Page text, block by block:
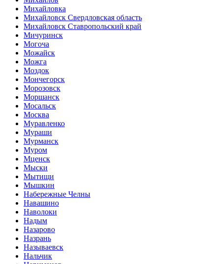
Михайловка
Михайловск Свердловская область
Михайловск Ставропольский край
Мичуринск
Могоча
Можайск
Можга
Моздок
Мончегорск
Морозовск
Моршанск
Мосальск
Москва
Муравленко
Мураши
Мурманск
Муром
Мценск
Мыски
Мытищи
Мышкин
Набережные Челны
Навашино
Наволоки
Надым
Назарово
Назрань
Называевск
Нальчик